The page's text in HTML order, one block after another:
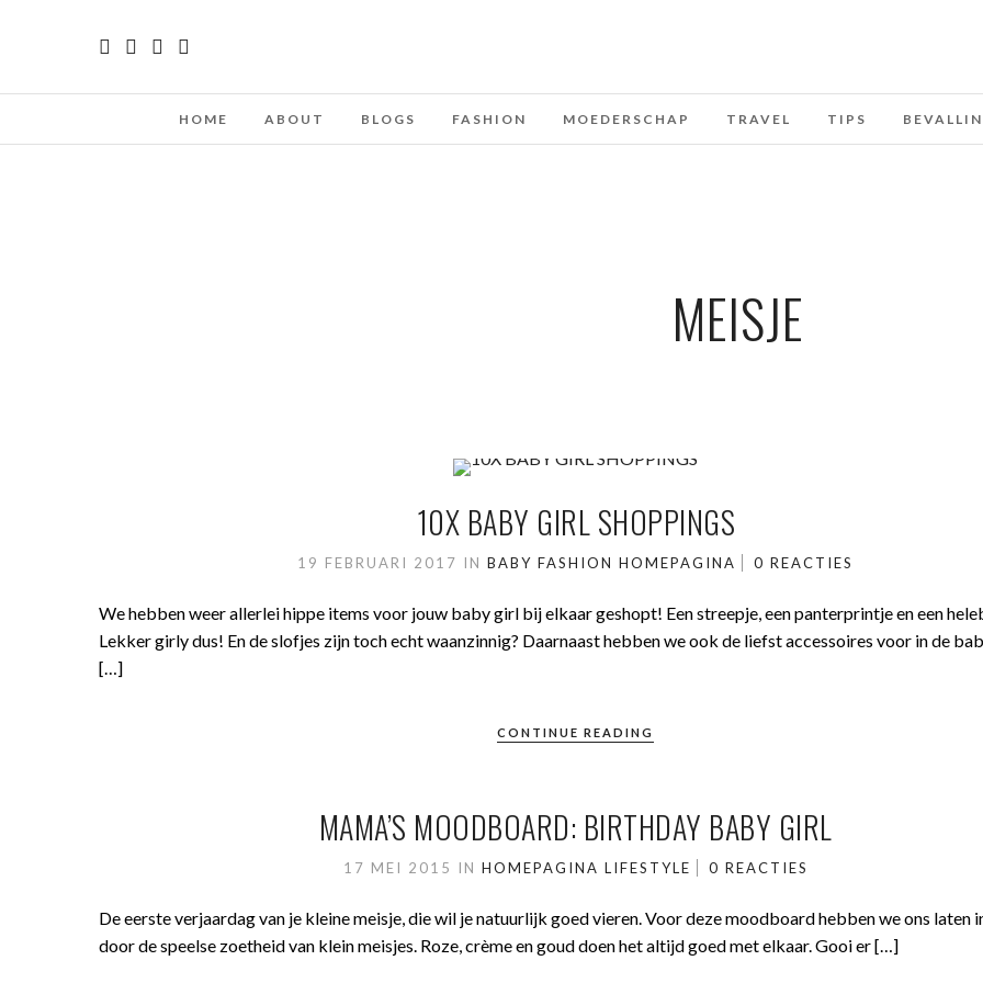
HOME ABOUT BLOGS FASHION MOEDERSCHAP TRAVEL TIPS
MEISJE
10X BABY GIRL SHOPPINGS
19 FEBRUARI 2017 INBABY FASHION HOMEPAGINA 0 REACTIES
We hebben weer allerlei hippe items voor jouw baby girl bij elkaar geshopt! Een streepje, een panterprintje en een
Lekker girly dus! En de slofjes zijn toch echt waanzinnig? Daarnaast hebben we ook de liefst accessoires voor in de
[…]
CONTINUE READING
MAMA’S MOODBOARD: BIRTHDAY BABY GIRL
17 MEI 2015 IN HOMEPAGINA LIFESTYLE 0 REACTIES
De eerste verjaardag van je kleine meisje, die wil je natuurlijk goed vieren. Voor deze moodboard hebben we ons laten
door de speelse zoetheid van klein meisjes. Roze, crème en goud doen het altijd goed met elkaar. Gooi er […]